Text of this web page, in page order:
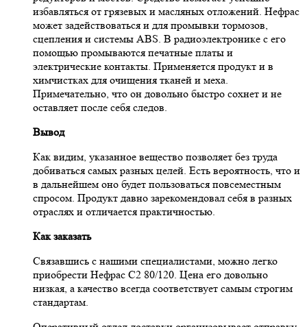
избавляться от грязевых и масляных отложений. Нефрас
может задействоваться и для промывки тормозов,
сцепления и системы ABS. В радиоэлектронике с его
помощью промываются печатные платы и
электрические контакты. Применяется продукт и в
химчистках для очищения тканей и меха.
Примечательно, что он довольно быстро сохнет и не
оставляет после себя следов.
Вывод
Как видим, указанное вещество позволяет без труда
добиваться самых разных целей. Есть вероятность, что и
в дальнейшем оно будет пользоваться повсеместным
спросом. Продукт давно зарекомендовал себя в разных
отраслях и отличается практичностью.
Как заказать
Связавшись с нашими специалистами, можно легко
приобрести Нефрас С2 80/120. Цена его довольно
низкая, а качество всегда соответствует самым строгим
стандартам.